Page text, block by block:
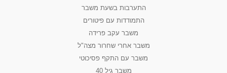
התערבות בשעת משבר
התמודדות עם פיטורים
משבר עקב פרידה
משבר אחרי שחרור מצה"ל
משבר עם התקף פסיכוטי
משבר גיל 40